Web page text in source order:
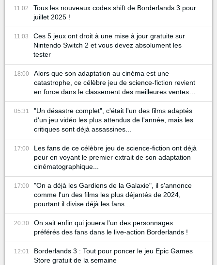
11:02
Tous les nouveaux codes shift de Borderlands 3 pour
juillet 2025 !
11:03
Ces 5 jeux ont droit à une mise à jour gratuite sur
Nintendo Switch 2 et vous devez absolument les
tester
18:00
Alors que son adaptation au cinéma est une
catastrophe, ce célèbre jeu de science-fiction revient
en force dans le classement des meilleures ventes
de Steam
05:31
"Un désastre complet", c'était l'un des films adaptés
d'un jeu vidéo les plus attendus de l'année, mais les
critiques sont déjà assassines...
17:00
Les fans de ce célèbre jeu de science-fiction ont déjà
peur en voyant le premier extrait de son adaptation
cinématographique...
17:00
"On a déjà les Gardiens de la Galaxie", il s'annonce
comme l'un des films les plus déjantés de 2024,
pourtant il divise déjà les fans...
20:30
On sait enfin qui jouera l'un des personnages
préférés des fans dans le live-action Borderlands !
12:01
Borderlands 3 : Tout pour poncer le jeu Epic Games
Store gratuit de la semaine